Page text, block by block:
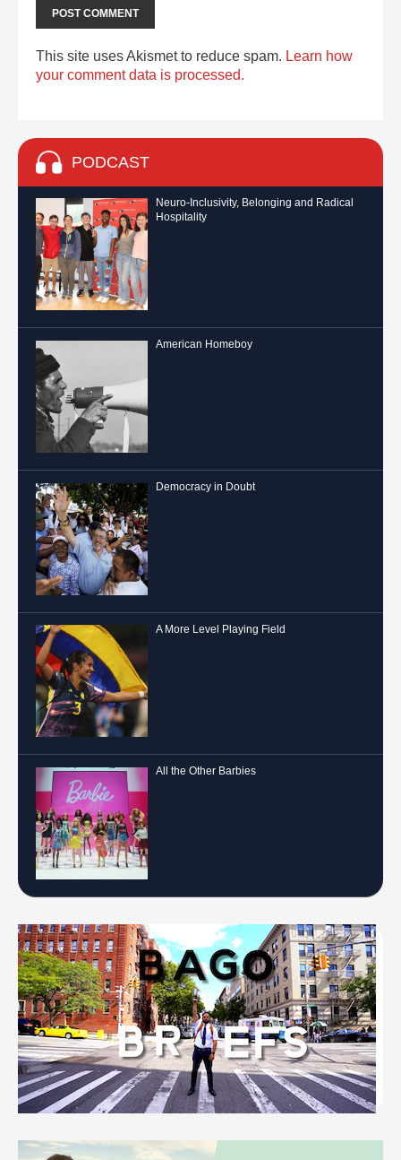
This site uses Akismet to reduce spam. Learn how
your comment data is processed.
PODCAST
Neuro-Inclusivity, Belonging and Radical
Hospitality
American Homeboy
Democracy in Doubt
A More Level Playing Field
All the Other Barbies